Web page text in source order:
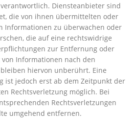
Diensteanbieter sind
die von ihnen übermittelten oder
Informationen zu überwachen oder
die auf eine rechtswidrige
zur Entfernung oder
Informationen nach den
hiervon unberührt. Eine
ist jedoch erst ab dem Zeitpunkt der
Rechtsverletzung möglich. Bei
Rechtsverletzungen
umgehend entfernen.